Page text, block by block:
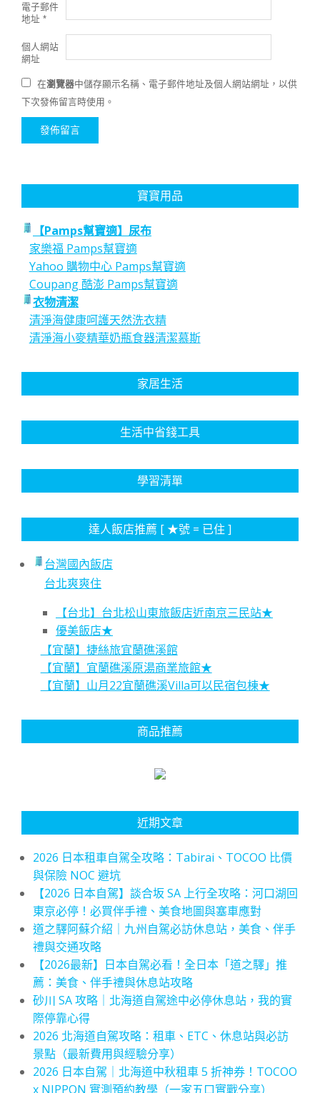
電子郵件
地址 *
個人網站
網址
在瀏覽器中儲存顯示名稱、電子郵件地址及個人網站網址，以供
下次發佈留言時使用。
寶寶用品
【Pamps幫寶適】尿布
家樂福 Pamps幫寶適
Yahoo 購物中心 Pamps幫寶適
Coupang 酷澎 Pamps幫寶適
衣物清潔
清淨海健康呵護天然洗衣精
清淨海小麥精華奶瓶食器清潔慕斯
家居生活
生活中省錢工具
學習清單
達人飯店推薦 [ ★號 = 已住 ]
台灣國內飯店
台北爽爽住
【台北】台北松山東旅飯店近南京三民站★
優美飯店★
【宜蘭】捷絲旅宜蘭礁溪館
【宜蘭】宜蘭礁溪原湯商業旅館★
【宜蘭】山月22宜蘭礁溪Villa可以民宿包棟★
商品推薦
近期文章
2026 日本租車自駕全攻略：Tabirai、TOCOO 比價
與保險 NOC 避坑
【2026 日本自駕】談合坂 SA 上行全攻略：河口湖回
東京必停！必買伴手禮、美食地圖與塞車應對
道之驛阿蘇介紹｜九州自駕必訪休息站，美食、伴手
禮與交通攻略
【2026最新】日本自駕必看！全日本「道之驛」推
薦：美食、伴手禮與休息站攻略
砂川 SA 攻略｜北海道自駕途中必停休息站，我的實
際停靠心得
2026 北海道自駕攻略：租車、ETC、休息站與必訪
景點（最新費用與經驗分享）
2026 日本自駕｜北海道中秋租車 5 折神券！TOCOO
x NIPPON 實測預約教學（一家五口實戰分享）